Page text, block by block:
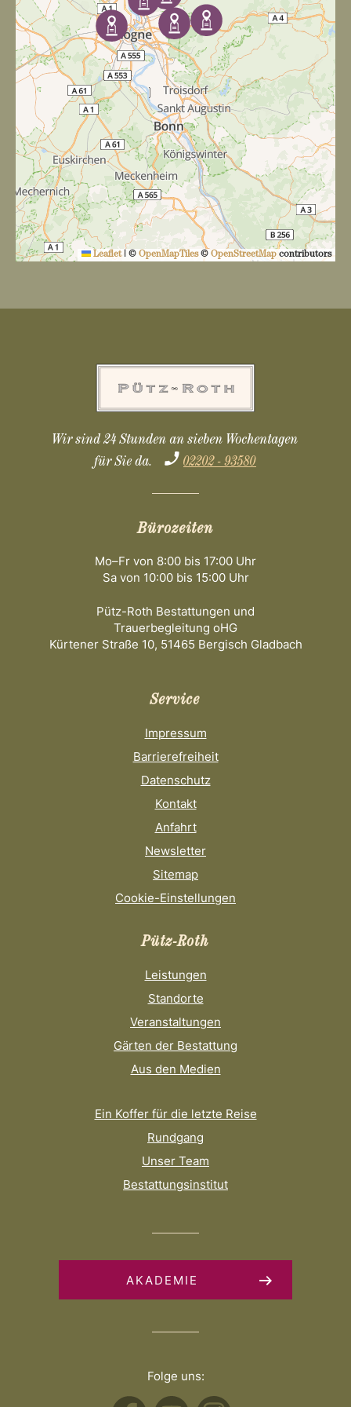
v
i
g
a
t
i
o
n
Leaflet | © OpenMapTiles© OpenStreetMap contributors
Wir sind 24 Stunden an sieben Wochentagen
für Sie da.
02202 - 93580
Bürozeiten
Mo–Fr von 8:00 bis 17:00 Uhr
Sa von 10:00 bis 15:00 Uhr
Pütz-Roth Bestattungen und
Trauerbegleitung oHG
Kürtener Straße 10, 51465 Bergisch Gladbach
Service
Impressum
Barrierefreiheit
Datenschutz
Kontakt
Anfahrt
Newsletter
Sitemap
Cookie-Einstellungen
Pütz-Roth
Leistungen
Standorte
Veranstaltungen
Gärten der Bestattung
Aus den Medien
Ein Koffer für die letzte Reise
Rundgang
Unser Team
Bestattungsinstitut
AKADEMIE
Folge uns: